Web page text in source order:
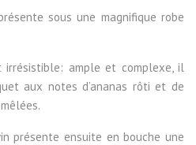
sous une magnifique robe
ample et complexe, il
aux notes d’ananas rôti et de
présente ensuite en bouche une